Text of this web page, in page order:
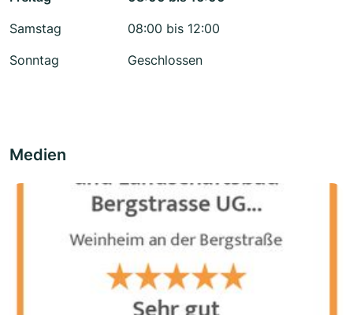
Samstag
08:00 bis 12:00
Sonntag
Geschlossen
Medien